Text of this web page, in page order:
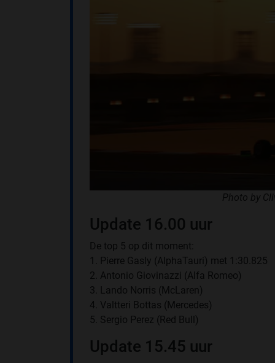
Photo by
Update 16.00 uur
De top 5 op dit moment:
1. Pierre Gasly (AlphaTauri) met 1:30.825
2. Antonio Giovinazzi (Alfa Romeo)
3. Lando Norris (McLaren)
4. Valtteri Bottas (Mercedes)
5. Sergio Perez (Red Bull)
Update 15.45 uur